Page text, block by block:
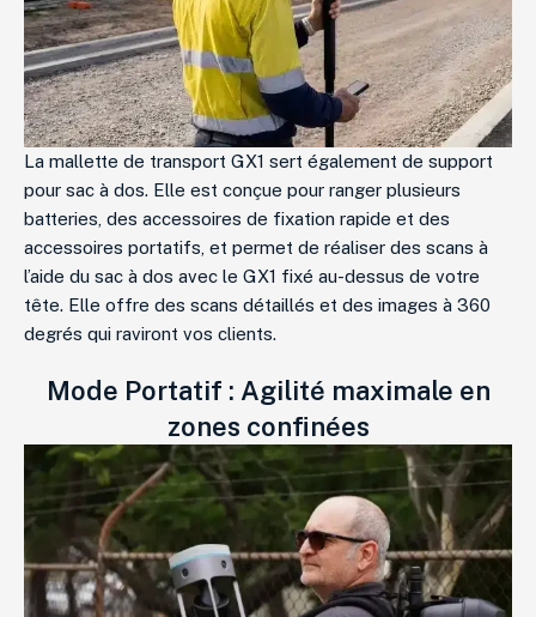
La mallette de transport GX1 sert également de support
pour sac à dos. Elle est conçue pour ranger plusieurs
batteries, des accessoires de fixation rapide et des
accessoires portatifs, et permet de réaliser des scans à
l’aide du sac à dos avec le GX1 fixé au-dessus de votre
tête. Elle offre des scans détaillés et des images à 360
degrés qui raviront vos clients.
Mode Portatif : Agilité maximale en
zones confinées